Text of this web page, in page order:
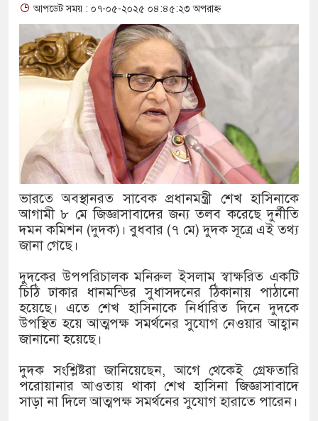
থাকায় বিক্রিতে নিষেধাজ্ঞা
অত্যাচারের ছবি যেন আর তুলতে
আলাল
‘গুলশানের চামেলি’তে ভিন্ন
যৌনকর্মীর দালাল চরিত্রে
সারজিস-পাটোয়ারীসহ ১০ জনের
গুলশান থেকে সাবেক মন্ত্রী লতিফ
‘স্কুটি নাকি গোল্ড?’
সংবিধান অনুযায়ী যথাসময়ে
১৫২২ পুলিশ সদস্যকে চাকরিতে
দেশের ৬ অঞ্চলে ঝড়ের আভাস
সার্ককে আরও গতিশীল করতে চায়
আপডেট সময় : ০৭-০৫-২০২৫ ০৪:৪৫:২৩ অপরাহ্ন
ভারতে অবস্থানরত সাবেক প্রধানমন্ত্রী শেখ হাসিনাকে
আগামী ৮ মে জিজ্ঞাসাবাদের জন্য তলব করেছে দুর্নীতি
দমন কমিশন (দুদক)। বুধবার (৭ মে) দুদক সূত্রে এই তথ্য
জানা গেছে।
দুদকের উপপরিচালক মনিরুল ইসলাম স্বাক্ষরিত একটি
চিঠি ঢাকার ধানমন্ডির সুধাসদনের ঠিকানায় পাঠানো
হয়েছে। এতে শেখ হাসিনাকে নির্ধারিত দিনে দুদকে
উপস্থিত হয়ে আত্মপক্ষ সমর্থনের সুযোগ নেওয়ার আহ্বান
জানানো হয়েছে।
দুদক সংশ্লিষ্টরা জানিয়েছেন, আগে থেকেই গ্রেফতারি
পরোয়ানার আওতায় থাকা শেখ হাসিনা জিজ্ঞাসাবাদে
সাড়া না দিলে আত্মপক্ষ সমর্থনের সুযোগ হারাতে পারেন।